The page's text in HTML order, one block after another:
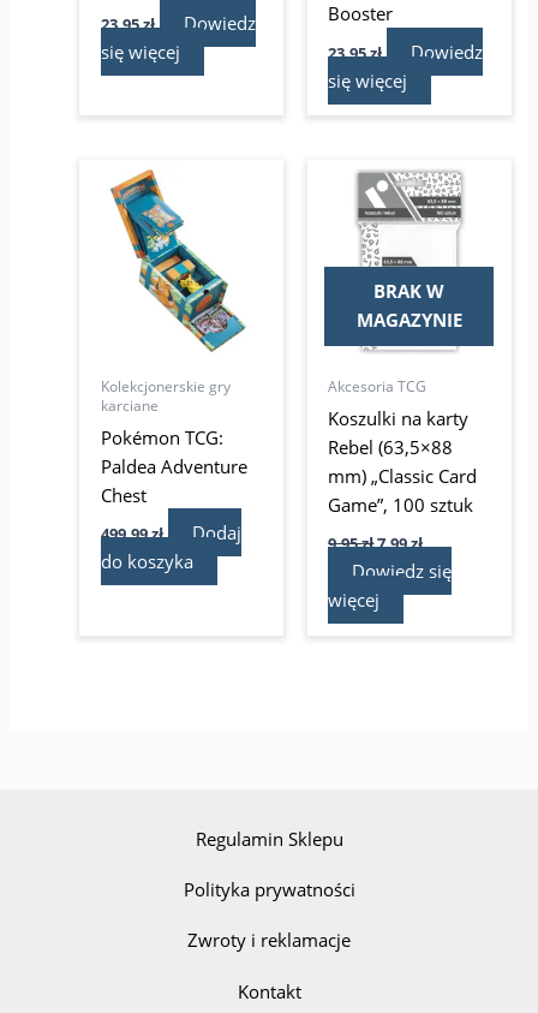
23,95zł
Dowiedz
się więcej
Booster
23,95zł
Dowiedz
się więcej
Kolekcjonerskie gry
karciane
Pokémon TCG:
Paldea Adventure
Chest
499,99zł
Dodaj
do koszyka
BRAK W
MAGAZYNIE
Akcesoria TCG
Koszulki na karty
Rebel (63,5×88
mm) „Classic Card
Game”, 100 sztuk
9,95zł
Pierwotna
cena
wynosiła:
9,95 zł.
7,99zł
Aktualna
cena
wynosi:
7,99 zł.
Dowiedz się
więcej
Regulamin Sklepu
Polityka prywatności
Zwroty i reklamacje
Kontakt